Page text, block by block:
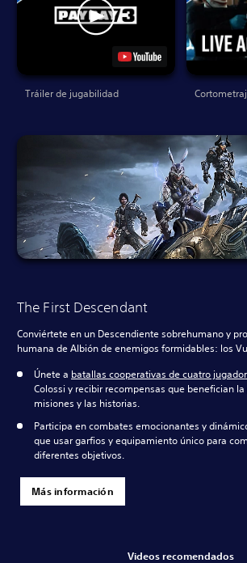
Tráiler de jugabilidad
The First Descendant
Conviértete en un Descendiente sobrehumano y
humana de Albión de enemigos formidables: los
Únete a batallas cooperativas de cuatro
Colossi y recibir recompensas que benefician
misiones y las historias.
Participa en combates emocionantes y
que usar garfios y equipamiento único para
diferentes objetivos.
Más información
Videos recomendados